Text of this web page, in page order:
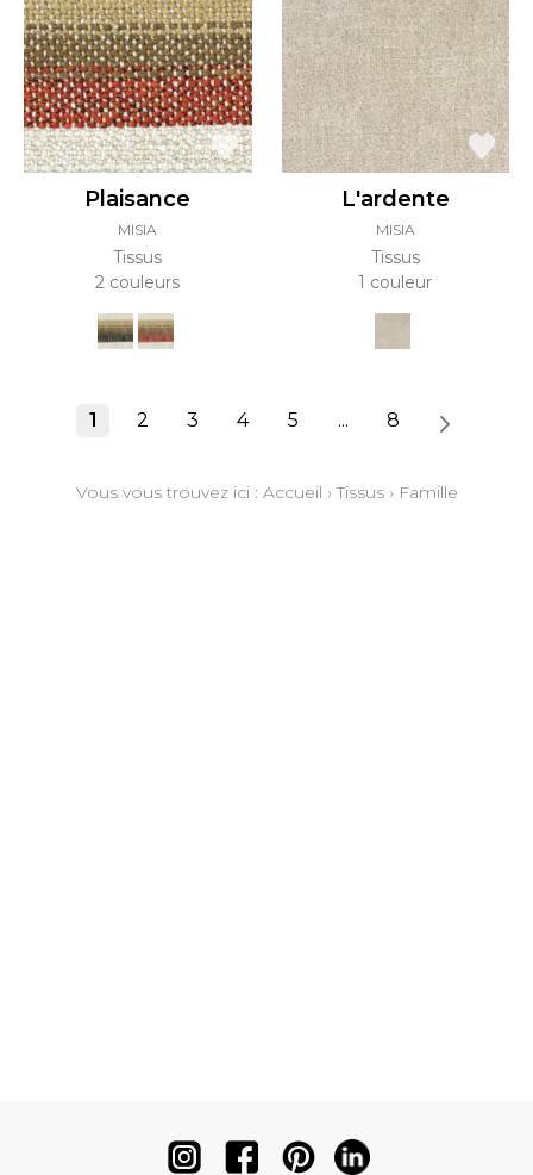
Plaisance
MISIA
Tissus
2 couleurs
L'ardente
MISIA
Tissus
1 couleur
1 2 3 4 5 ... 8
Vous vous trouvez ici : Accueil ›Tissus› Famille